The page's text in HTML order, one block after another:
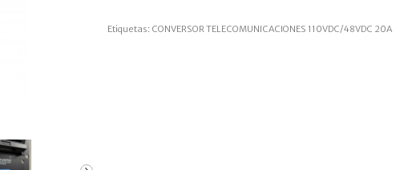
Etiquetas: CONVERSOR TELECOMUNICACIONES 110VDC/48VDC 20A